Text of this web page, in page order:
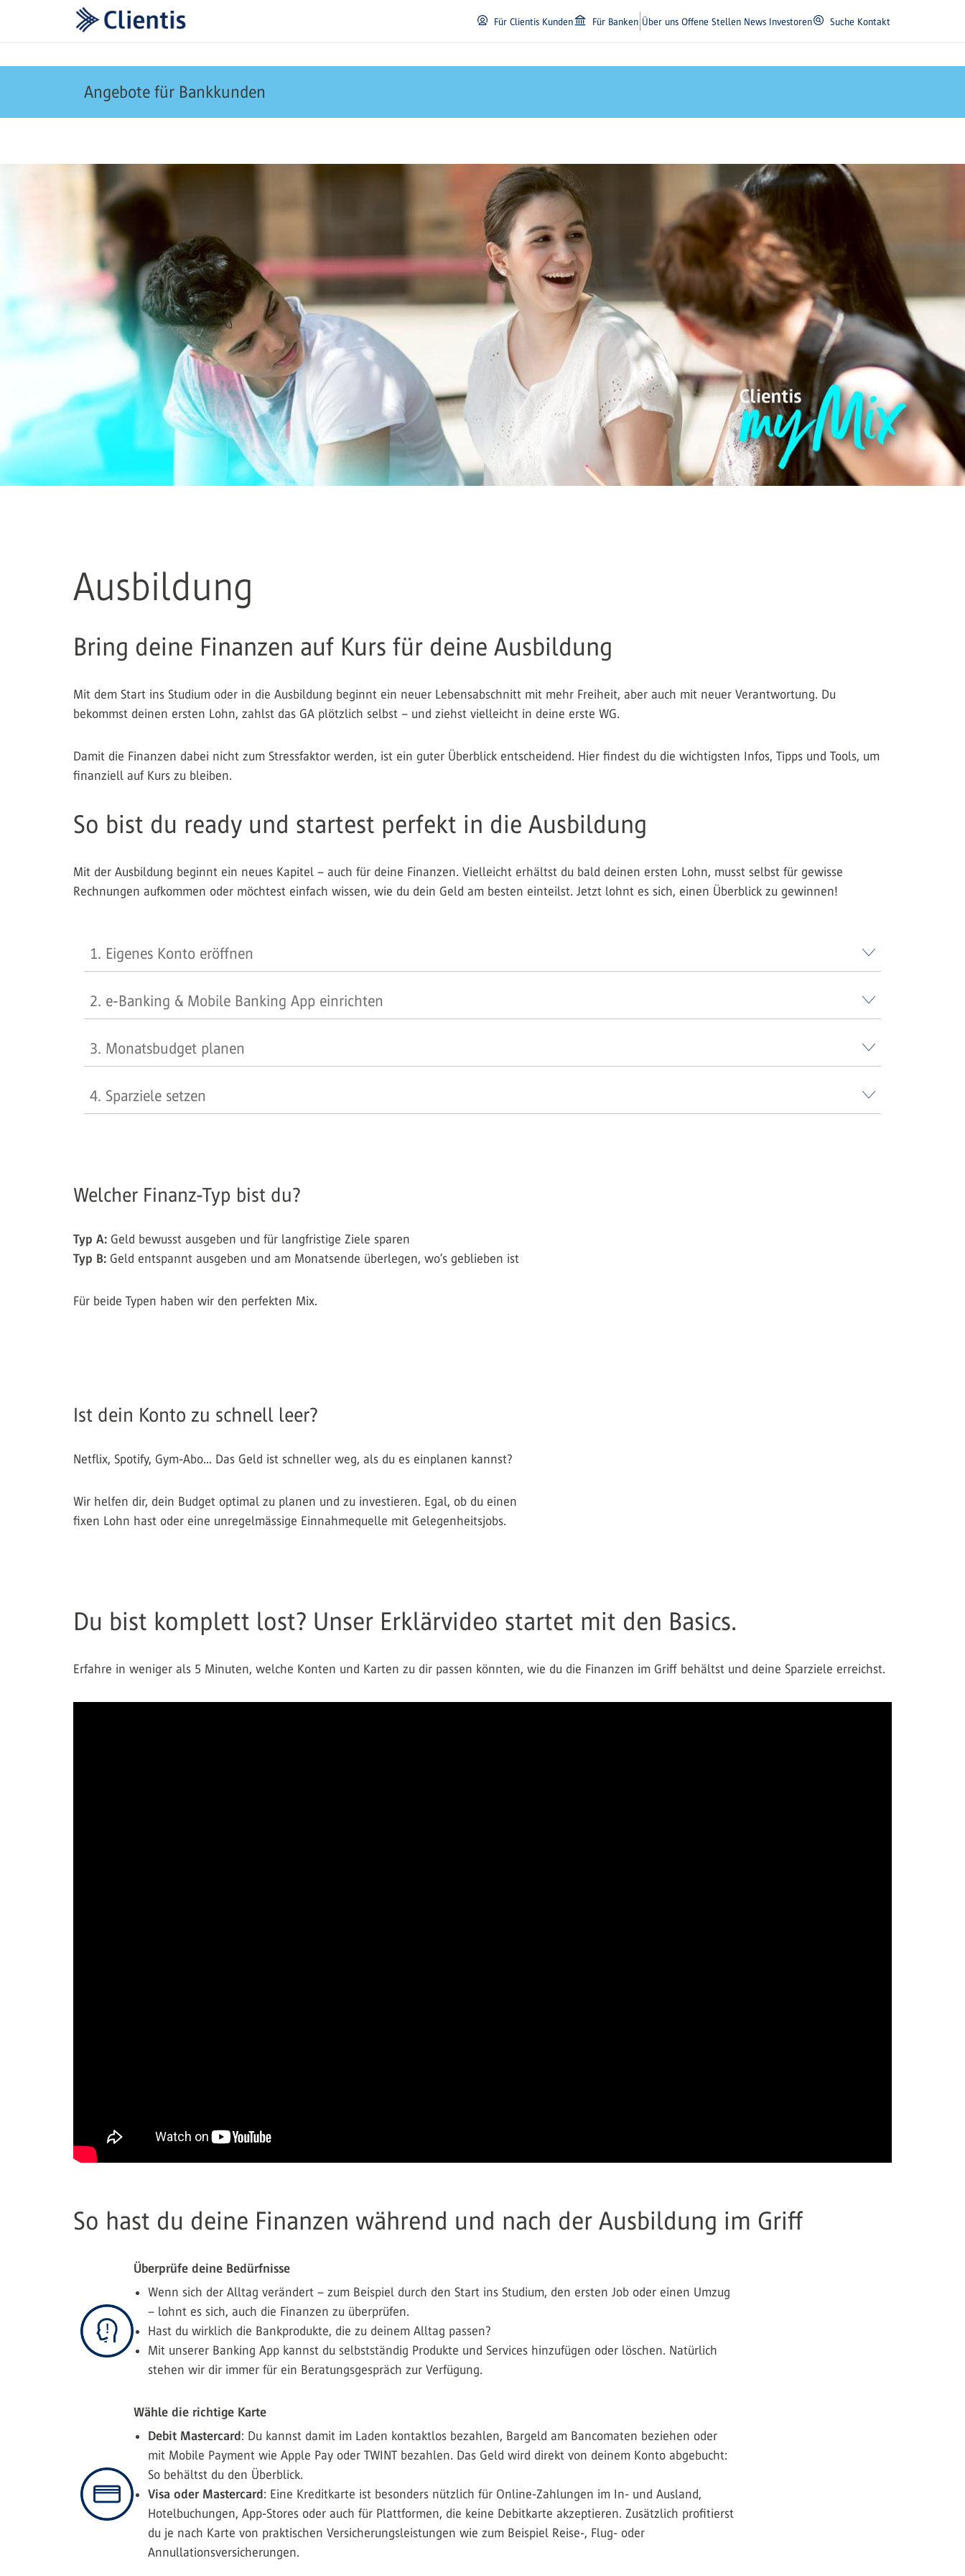
Für Clientis Kunden Für Banken Über uns Offene Stellen News Investoren Suche Kontakt
Angebote für Bankkunden
Ausbildung
Bring deine Finanzen auf Kurs für deine Ausbildung
Mit dem Start ins Studium oder in die Ausbildung beginnt ein neuer Lebensabschnitt mit mehr Freiheit, aber auch mit neuer Verantwortung. Du
bekommst deinen ersten Lohn, zahlst das GA plötzlich selbst – und ziehst vielleicht in deine erste WG.
Damit die Finanzen dabei nicht zum Stressfaktor werden, ist ein guter Überblick entscheidend. Hier findest du die wichtigsten Infos, Tipps und Tools, um
finanziell auf Kurs zu bleiben.
So bist du ready und startest perfekt in die Ausbildung
Mit der Ausbildung beginnt ein neues Kapitel – auch für deine Finanzen. Vielleicht erhältst du bald deinen ersten Lohn, musst selbst für gewisse
Rechnungen aufkommen oder möchtest einfach wissen, wie du dein Geld am besten einteilst. Jetzt lohnt es sich, einen Überblick zu gewinnen!
1. Eigenes Konto eröffnen
2. e-Banking & Mobile Banking App einrichten
3. Monatsbudget planen
4. Sparziele setzen
Welcher Finanz-Typ bist du?
Typ A: Geld bewusst ausgeben und für langfristige Ziele sparen
Typ B: Geld entspannt ausgeben und am Monatsende überlegen, wo’s geblieben ist
Für beide Typen haben wir den perfekten Mix.
Ist dein Konto zu schnell leer?
Netflix, Spotify, Gym-Abo… Das Geld ist schneller weg, als du es einplanen kannst?
Wir helfen dir, dein Budget optimal zu planen und zu investieren. Egal, ob du einen
fixen Lohn hast oder eine unregelmässige Einnahmequelle mit Gelegenheitsjobs.
Du bist komplett lost? Unser Erklärvideo startet mit den Basics.
Erfahre in weniger als 5 Minuten, welche Konten und Karten zu dir passen könnten, wie du die Finanzen im Griff behältst und deine Sparziele erreichst.
So hast du deine Finanzen während und nach der Ausbildung im Griff
Überprüfe deine Bedürfnisse
Wenn sich der Alltag verändert – zum Beispiel durch den Start ins Studium, den ersten Job oder einen Umzug
– lohnt es sich, auch die Finanzen zu überprüfen.
Hast du wirklich die Bankprodukte, die zu deinem Alltag passen?
Mit unserer Banking App kannst du selbstständig Produkte und Services hinzufügen oder löschen. Natürlich
stehen wir dir immer für ein Beratungsgespräch zur Verfügung.
Wähle die richtige Karte
Debit Mastercard: Du kannst damit im Laden kontaktlos bezahlen, Bargeld am Bancomaten beziehen oder
mit Mobile Payment wie Apple Pay oder TWINT bezahlen. Das Geld wird direkt von deinem Konto abgebucht:
So behältst du den Überblick.
Visa oder Mastercard: Eine Kreditkarte ist besonders nützlich für Online-Zahlungen im In- und Ausland,
Hotelbuchungen, App-Stores oder auch für Plattformen, die keine Debitkarte akzeptieren. Zusätzlich profitierst
du je nach Karte von praktischen Versicherungsleistungen wie zum Beispiel Reise-, Flug- oder
Annullationsversicherungen.